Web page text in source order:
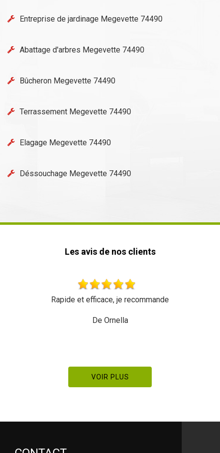
Entreprise de jardinage Megevette 74490
Abattage d'arbres Megevette 74490
Bûcheron Megevette 74490
Terrassement Megevette 74490
Elagage Megevette 74490
Déssouchage Megevette 74490
Les avis de nos clients
je recommande
Très bon travail une
VOIR PLUS